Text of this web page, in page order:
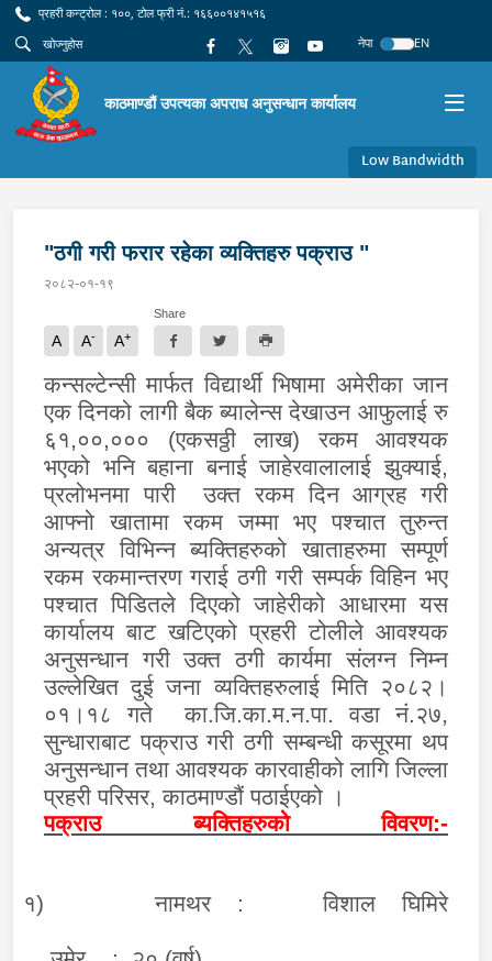
प्रहरी कन्ट्रोल : १००, टोल फ्री नं.: १६६००१४१५१६
नेपा
EN
काठमाण्डौं उपत्यका अपराध अनुसन्धान कार्यालय
Low Bandwidth
"ठगी गरी फरार रहेका व्यक्तिहरु पक्राउ "
२०८२-०१-१९
A A- A+
Share
कन्सल्टेन्सी मार्फत विद्यार्थी भिषामा अमेरीका जान
एक दिनको लागी बैक ब्यालेन्स देखाउन आफुलाई रु
६१,००,००० (एकसठ्ठी लाख) रकम आवश्यक
भएको भनि बहाना बनाई जाहेरवालालाई झुक्याई,
प्रलोभनमा पारी उक्त रकम दिन आग्रह गरी
आफ्नो खातामा रकम जम्मा भए पश्चात तुरुन्त
अन्यत्र विभिन्न ब्यक्तिहरुको खाताहरुमा सम्पूर्ण
रकम रकमान्तरण गराई ठगी गरी सम्पर्क विहिन भए
पश्चात पिडितले दिएको जाहेरीको आधारमा यस
कार्यालय बाट खटिएको प्रहरी टोलीले आवश्यक
अनुसन्धान गरी उक्त ठगी कार्यमा संलग्न निम्न
उल्लेखित दुई जना व्यक्तिहरुलाई मिति २०८२।
०१।१८ गते का.जि.का.म.न.पा. वडा नं.२७,
सुन्धाराबाट पक्राउ गरी ठगी सम्बन्धी कसूरमा थप
अनुसन्धान तथा आवश्यक कारवाहीको लागि जिल्ला
प्रहरी परिसर, काठमाण्डौं पठाईएको ।
पक्राउ ब्यक्तिहरुको विवरण:-
१) नामथर : विशाल घिमिरे